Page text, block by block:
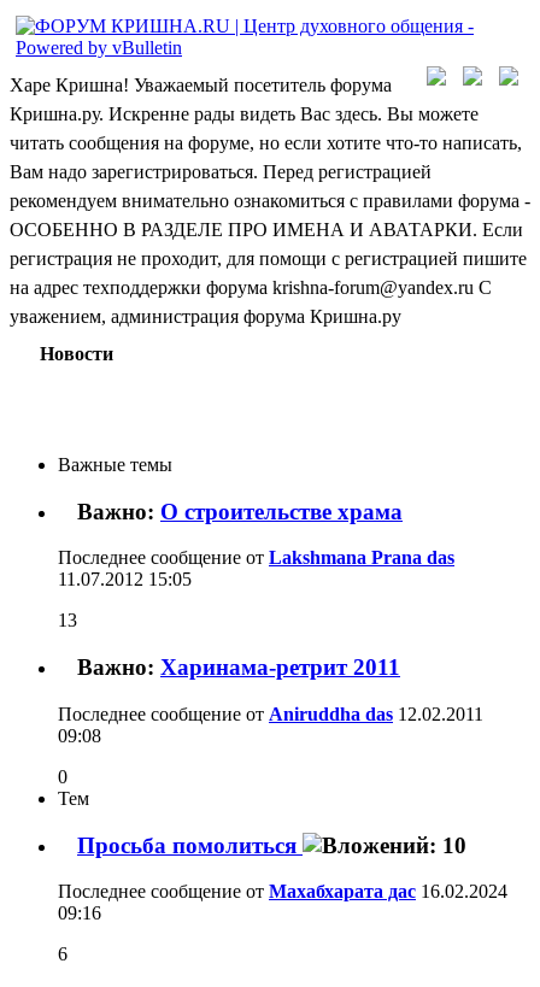
Харе Кришна! Уважаемый посетитель форума
Кришна.ру. Искренне рады видеть Вас здесь. Вы можете
читать сообщения на форуме, но если хотите что-то написать,
Вам надо зарегистрироваться. Перед регистрацией
рекомендуем внимательно ознакомиться с правилами форума -
ОСОБЕННО В РАЗДЕЛЕ ПРО ИМЕНА И АВАТАРКИ. Если
регистрация не проходит, для помощи с регистрацией пишите
на адрес техподдержки форума krishna-forum@yandex.ru С
уважением, администрация форума Кришна.ру
Новости
Важные темы
Важно: О строительстве храма
Последнее сообщение от Lakshmana Prana das
11.07.2012 15:05
13
Важно: Харинама-ретрит 2011
Последнее сообщение от Aniruddha das 12.02.2011
09:08
0
Тем
Просьба помолиться
Последнее сообщение от Махабхарата дас 16.02.2024
09:16
6